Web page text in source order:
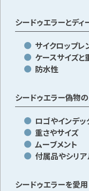
シードゥエラーとデ
サイクロップレ
ケースサイズと
防水性
シードゥエラー偽物
ロゴやインデ
重さやサイズ
ムーブメント
付属品やシリ
シードゥエラーを愛